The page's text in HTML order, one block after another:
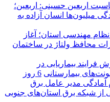
اربعین حسینی: اربعین؛
میلیون‌ها انسان آزاده به
مهندسی استان؛ آغاز
محافظ ولتاژ در ساختمان
بیماریابی در
بیمارستانی 6 روز
آمادگی مدیر عامل برق
از شبكه برق استان‌های جنوبی